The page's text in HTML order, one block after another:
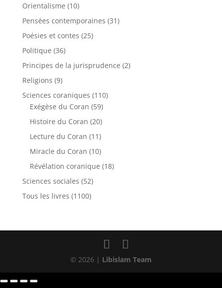
Orientalisme (10)
Pensées contemporaines (31)
Poésies et contes (25)
Politique (36)
Principes de la jurisprudence (2)
Religions (9)
Sciences coraniques (110)
Exégèse du Coran (59)
Histoire du Coran (20)
Lecture du Coran (11)
Miracle du Coran (10)
Révélation coranique (18)
Sciences sociales (52)
Tous les livres (1100)
© 2026 | Libislam Team